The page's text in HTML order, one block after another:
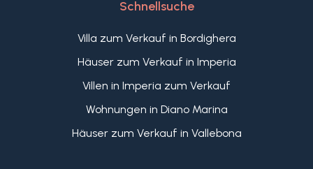
Schnellsuche
Villa zum Verkauf in Bordighera
Häuser zum Verkauf in Imperia
Villen in Imperia zum Verkauf
Wohnungen in Diano Marina
Häuser zum Verkauf in Vallebona